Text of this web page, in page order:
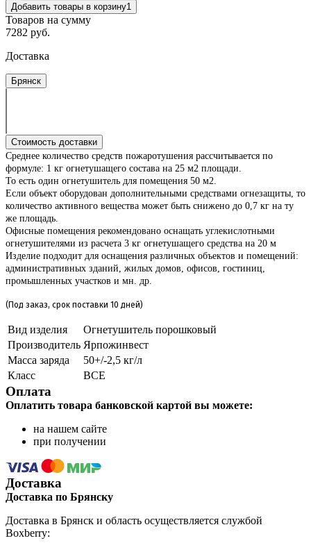
Добавить товары в корзину1
Товаров на сумму
7282 руб.
Доставка
Брянск
Стоимость доставки
Среднее количество средств пожаротушения рассчитывается по
формуле: 1 кг огнетушащего состава на 25 м2 площади.
То есть один огнетушитель для помещения 50 м2.
Если объект оборудован дополнительными средствами огнезащиты, то
количество активного вещества может быть снижено до 0,7 кг на ту
же площадь.
Офисные помещения рекомендовано оснащать углекислотными
огнетушителями из расчета 3 кг огнетушащего средства на 20 м
Изделие подходит для оснащения различных объектов и помещений:
административных зданий, жилых домов, офисов, гостиниц,
промышленных участков и мн. др.
(Под заказ, срок поставки 10 дней)
Вид изделия
Огнетушитель порошковый
Производитель Ярпожинвест
Масса заряда
50+/-2,5 кг/л
Класс
ВСЕ
Оплата
Оплатить товара банковской картой вы можете:
на нашем сайте
при получении
Доставка
Доставка по Брянску
Доставка в Брянск и область осуществляется службой
Boxberry: